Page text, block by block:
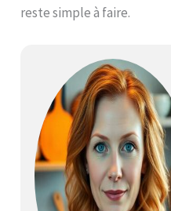
reste simple à faire.